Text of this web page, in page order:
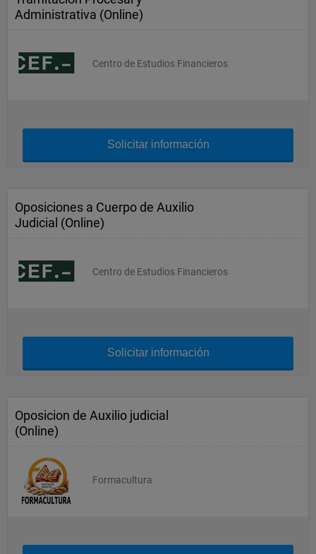
Administrativa (Online)
Centro de Estudios Financieros
Solicitar información
Oposiciones a Cuerpo de Auxilio
Judicial (Online)
Centro de Estudios Financieros
Solicitar información
Oposicion de Auxilio judicial
(Online)
Formacultura